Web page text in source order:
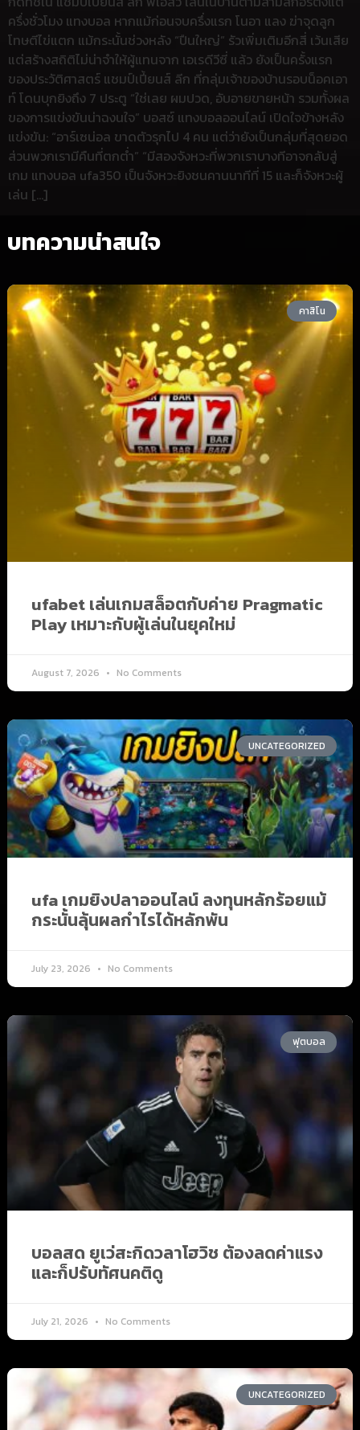
ครึ่งชั่วโมง แทงบอล หากแม้ก่อนจบครึ่งแรก โนอา แลง ฆ่าจุดลูก
โทษตีไข่แตก แม้กระนั้นช่วงหลัง “ปืนใหญ่” รัวเพิ่มเติมอีกสี่ เว้นเสีย
แต่สร้างสถิติไม่น่าจำให้ผู้แทนจาก เอเรดีวีซี่ แล้ว ยังเป็นครั้งแรก
ของประวัติศาสตร์ แชมป์เปี้ยนส์ ลีก ที่กลุ่มเจ้าของบ้านรอบน็อคเอา
ท์ โดนบุกยิงถึง 7 ประตู “ใช่เลย ผมปวด, อับอายขายหน้า รวมทั้งผล
ของการแข่งขันน่าฉงนใจ” บอสซ์ แทงบอลออนไลน์ เปิดใจข้างหลัง
แข่งขัน: “อาร์เซน่อล ขาดตัวรุกไป 4 คน แต่ว่ายังเป็นกลุ่มที่สุดยอด
ส่วนพวกเรามีคืนที่ตกต่ำ” “มีสองจังหวะที่พวกเราบางทีอาจกลับสู่
เกม แทงบอล ufa350 เป็นจังหวะยิงชนคานนาทีที่ 15 และก็จังหวะผู้
เล่น […]
บทความน่าสนใจ
คาสิโน
ufabet เล่นเกมสล็อตกับค่าย Pragmatic
Play เหมาะกับผู้เล่นในยุคใหม่
August 7, 2026 No Comments
UNCATEGORIZED
ufa เกมยิงปลาออนไลน์ ลงทุนหลักร้อยแม้
กระนั้นลุ้นผลกำไรได้หลักพัน
July 23, 2026 No Comments
ฟุตบอล
บอลสด ยูเว่สะกิดวลาโฮวิช ต้องลดค่าแรง
และก็ปรับทัศนคติดู
July 21, 2026 No Comments
UNCATEGORIZED